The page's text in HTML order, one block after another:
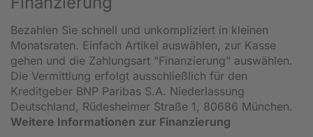
Bezahlen Sie schnell und unkompliziert in kleinen
Monatsraten. Einfach Artikel auswählen, zur Kasse
gehen und die Zahlungsart "Finanzierung" auswählen.
Die Vermittlung erfolgt ausschließlich für den
Kreditgeber BNP Paribas S.A. Niederlassung
Deutschland, Rüdesheimer Straße 1, 80686 München.
Weitere Informationen zur Finanzierung